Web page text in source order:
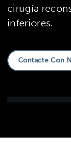
cirugía
inferiores.
Contacte Con